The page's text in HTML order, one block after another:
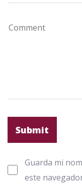
Guarda mi
este